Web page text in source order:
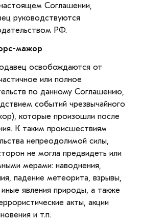
Соглашении,
руководствуются
РФ.
мажор
освобождаются от
или полное
по данному Соглашению,
событий чрезвычайного
которые произошли после
К таким происшествиям
непреодолимой силы,
не могла предвидеть или
мерами: наводнения,
падение метеорита, взрывы,
явления природы, а также
акты, акции
и т.п.